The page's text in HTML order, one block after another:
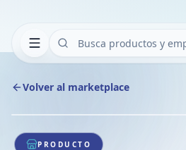
Volver al marketplace
1/1
PRODUCTO